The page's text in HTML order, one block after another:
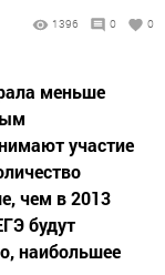
1396 0 0
меньше
участие
чем в 2013
будут
наибольшее